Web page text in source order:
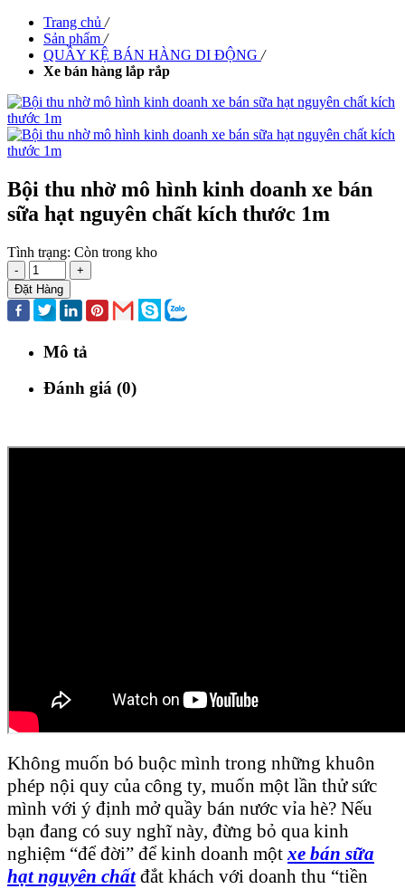
Trang chủ /
Sản phẩm /
QUẦY KỆ BÁN HÀNG DI ĐỘNG /
Xe bán hàng lắp rắp
Bội thu nhờ mô hình kinh doanh xe bán
sữa hạt nguyên chất kích thước 1m
Tình trạng: Còn trong kho
-
+
Đặt Hàng
Mô tả
Đánh giá (0)
Không muốn bó buộc mình trong những khuôn
phép nội quy của công ty, muốn một lần thử sức
mình với ý định mở quầy bán nước vỉa hè? Nếu
bạn đang có suy nghĩ này, đừng bỏ qua kinh
nghiệm “để đời” để kinh doanh mộtxe bán sữa
hạt nguyên chấtđắt khách với doanh thu “tiền